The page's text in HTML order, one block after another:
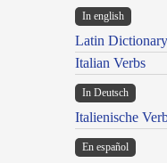
In english
Latin Dictionary
Italian Verbs
In Deutsch
Italienische
En español